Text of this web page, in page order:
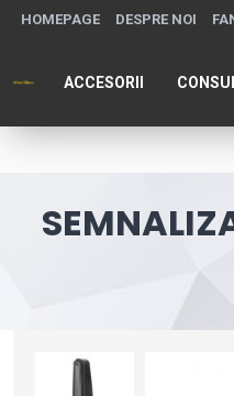
HOMEPAGE DESPRE NOI
ACCESORII